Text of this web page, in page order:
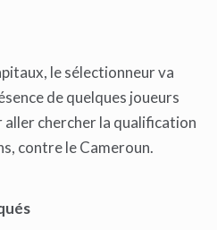
le sélectionneur va
de quelques joueurs
aller chercher la qualification
contre le Cameroun.